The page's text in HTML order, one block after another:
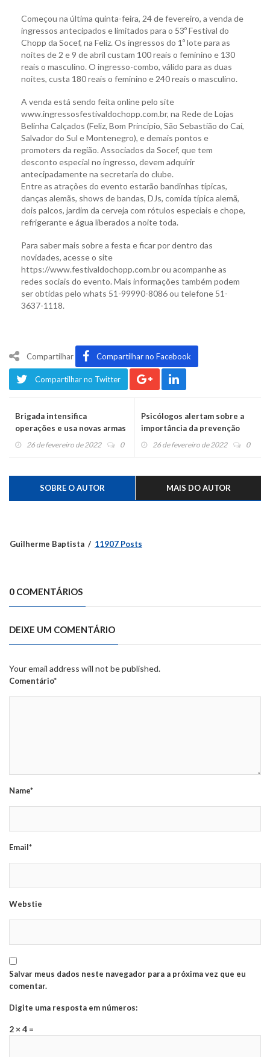
Começou na última quinta-feira, 24 de fevereiro, a venda de
ingressos antecipados e limitados para o 53º Festival do
Chopp da Socef, na Feliz. Os ingressos do 1º lote para as
noites de 2 e 9 de abril custam 100 reais o feminino e 130
reais o masculino. O ingresso-combo, válido para as duas
noites, custa 180 reais o feminino e 240 reais o masculino.
A venda está sendo feita online pelo site
www.ingressosfestivaldochopp.com.br, na Rede de Lojas
Belinha Calçados (Feliz, Bom Princípio, São Sebastião do Caí,
Salvador do Sul e Montenegro), e demais pontos e
promoters da região. Associados da Socef, que tem
desconto especial no ingresso, devem adquirir
antecipadamente na secretaria do clube.
Entre as atrações do evento estarão bandinhas típicas,
danças alemãs, shows de bandas, DJs, comida típica alemã,
dois palcos, jardim da cerveja com rótulos especiais e chope,
refrigerante e água liberados a noite toda.
Para saber mais sobre a festa e ficar por dentro das
novidades, acesse o site
https://www.festivaldochopp.com.br ou acompanhe as
redes sociais do evento. Mais informações também podem
ser obtidas pelo whats 51-99990-8086 ou telefone 51-
3637-1118.
Compartilhar Compartilhar no Facebook
Compartilhar no Twitter
Brigada intensifica
operações e usa novas armas
26 de fevereiro de 2022 0
Psicólogos alertam sobre a
importância da prevenção
para evitar suicídios
26 de fevereiro de 2022 0
SOBRE O AUTOR MAIS DO AUTOR
Guilherme Baptista 11907 Posts
0 COMENTÁRIOS
DEIXE UM COMENTÁRIO
Your email address will not be published.
Comentário*
Name*
Email*
Webstie
Salvar meus dados neste navegador para a próxima vez que eu
comentar.
Digite uma resposta em números:
2 × 4 =